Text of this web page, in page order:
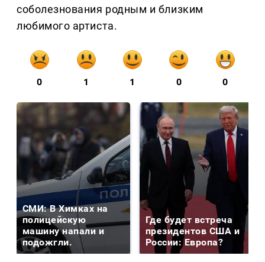
соболезнования родным и близким
любимого артиста.
0 1 1 0 0
СМИ: В Химках на
полицейскую
машину напали и
подожгли.
Где будет встреча
президентов США и
России: Европа?